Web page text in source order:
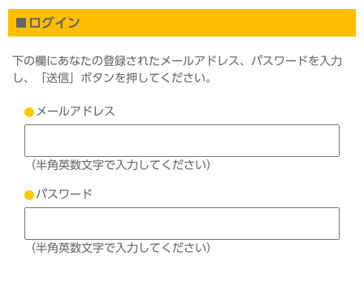
ログイン
下の欄にあなたの登録されたメールアドレス、パスワードを入力
し、「送信」ボタンを押してください。
メールアドレス
（半角英数文字で入力してください）
パスワード
（半角英数文字で入力してください）